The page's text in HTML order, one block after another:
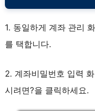
1. 동일하게 계좌 관리
를 택합니다.
2. 계좌비밀번호 입력
시려면?을 클릭하세요.